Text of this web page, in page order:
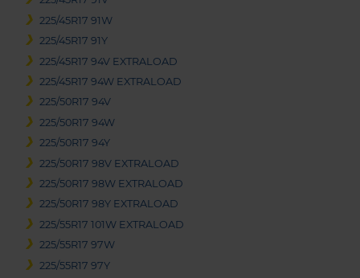
225/45R17 91W
225/45R17 91Y
225/45R17 94V EXTRALOAD
225/45R17 94W EXTRALOAD
225/50R17 94V
225/50R17 94W
225/50R17 94Y
225/50R17 98V EXTRALOAD
225/50R17 98W EXTRALOAD
225/50R17 98Y EXTRALOAD
225/55R17 101W EXTRALOAD
225/55R17 97W
225/55R17 97Y